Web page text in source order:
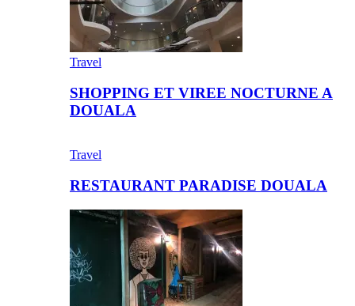
Travel
SHOPPING ET VIREE NOCTURNE A
DOUALA
Travel
RESTAURANT PARADISE DOUALA